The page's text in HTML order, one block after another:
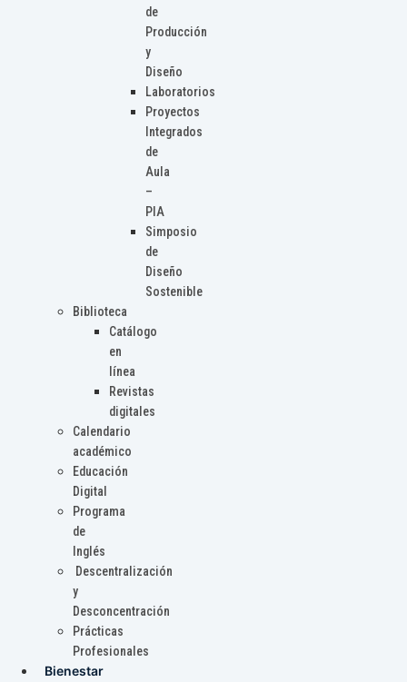
de
Producción
y
Diseño
Laboratorios
Proyectos
Integrados
de
Aula
–
PIA
Simposio
de
Diseño
Sostenible
Biblioteca
Catálogo
en
línea
Revistas
digitales
Calendario
académico
Educación
Digital
Programa
de
Inglés
Descentralización
y
Desconcentración
Prácticas
Profesionales
Bienestar